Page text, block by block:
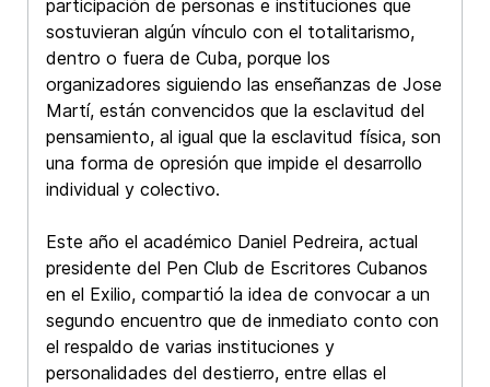
participación de personas e instituciones que
sostuvieran algún vínculo con el totalitarismo,
dentro o fuera de Cuba, porque los
organizadores siguiendo las enseñanzas de Jose
Martí, están convencidos que la esclavitud del
pensamiento, al igual que la esclavitud física, son
una forma de opresión que impide el desarrollo
individual y colectivo.
Este año el académico Daniel Pedreira, actual
presidente del Pen Club de Escritores Cubanos
en el Exilio, compartió la idea de convocar a un
segundo encuentro que de inmediato conto con
el respaldo de varias instituciones y
personalidades del destierro, entre ellas el